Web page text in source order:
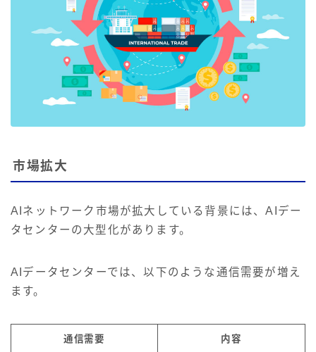
市場拡大
AIネットワーク市場が拡大している背景には、AIデー
タセンターの大型化があります。
AIデータセンターでは、以下のような通信需要が増え
ます。
通信需要 内容